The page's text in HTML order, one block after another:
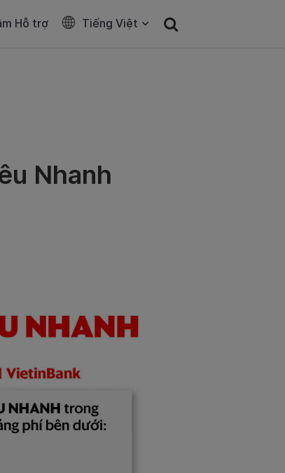
Hỗ trợ Tiếng Việt
Nhanh